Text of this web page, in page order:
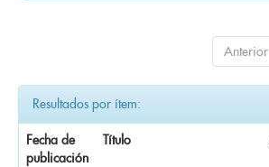
Anterior
Resultados por ítem:
Fecha de
publicación
Título